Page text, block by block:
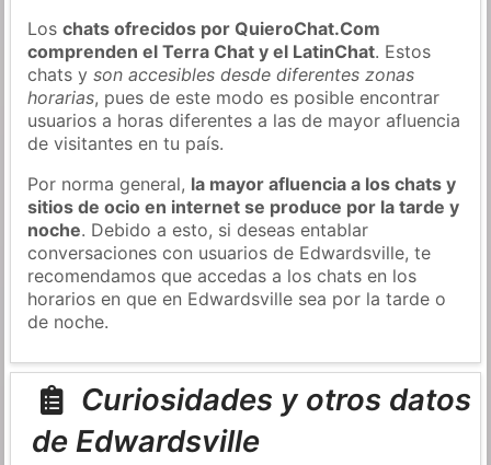
Loschats ofrecidos por QuieroChat.Com
comprenden el Terra Chat y el LatinChat. Estos
chats yson accesibles desde diferentes zonas
horarias, pues de este modo es posible encontrar
usuarios a horas diferentes a las de mayor afluencia
de visitantes en tu país.
Por norma general, la mayor afluencia a los chats y
sitios de ocio en internet se produce por la tarde y
noche. Debido a esto, si deseas entablar
conversaciones con usuarios de Edwardsville, te
recomendamos que accedas a los chats en los
horarios en que en Edwardsville sea por la tarde o
de noche.
Curiosidades y otros datos
de Edwardsville